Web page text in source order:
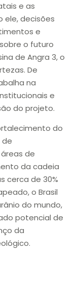
e as
ele, decisões
e
o futuro
de Angra 3, o
De
na
e
do projeto.
do
de
da cadeia
cerca de 30%
o Brasil
do mundo,
potencial de
da